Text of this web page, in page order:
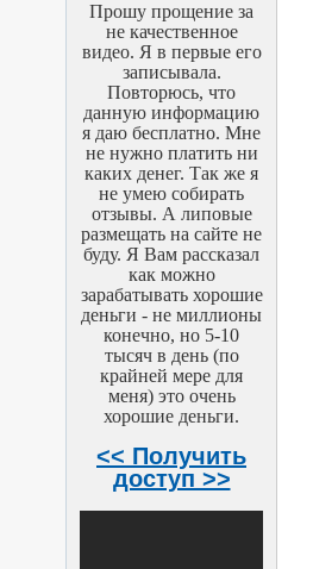
Прошу прощение за
не качественное
видео. Я в первые его
записывала.
Повторюсь, что
данную информацию
я даю бесплатно. Мне
не нужно платить ни
каких денег. Так же я
не умею собирать
отзывы. А липовые
размещать на сайте не
буду. Я Вам рассказал
как можно
зарабатывать хорошие
деньги - не миллионы
конечно, но 5-10
тысяч в день (по
крайней мере для
меня) это очень
хорошие деньги.
<< Получить
доступ >>